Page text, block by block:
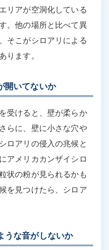
リアが空洞化している
。他の場所と比べて異
そこがシロアリによる
ります。
開いてないか
受けると、壁が柔らか
らに、壁に小さな穴や
ロアリの侵入の兆候と
アメリカカンザイシロ
状の粉が見られるかも
を見つけたら、シロア
うな音がしないか